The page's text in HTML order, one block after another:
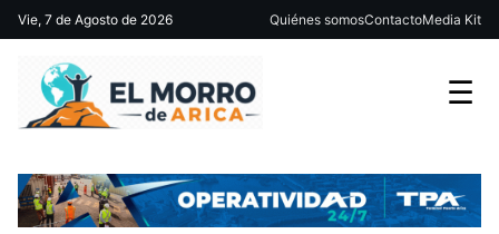
Vie, 7 de Agosto de 2026 Quiénes somosContactoMedia Kit
☰